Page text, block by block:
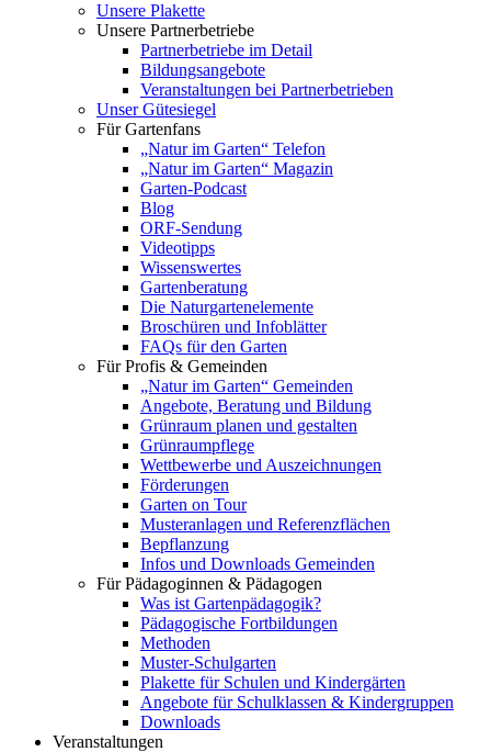
Unsere Plakette
Unsere Partnerbetriebe
Partnerbetriebe im Detail
Bildungsangebote
Veranstaltungen bei Partnerbetrieben
Unser Gütesiegel
Für Gartenfans
„Natur im Garten“ Telefon
„Natur im Garten“ Magazin
Garten-Podcast
Blog
ORF-Sendung
Videotipps
Wissenswertes
Gartenberatung
Die Naturgartenelemente
Broschüren und Infoblätter
FAQs für den Garten
Für Profis & Gemeinden
„Natur im Garten“ Gemeinden
Angebote, Beratung und Bildung
Grünraum planen und gestalten
Grünraumpflege
Wettbewerbe und Auszeichnungen
Förderungen
Garten on Tour
Musteranlagen und Referenzflächen
Bepflanzung
Infos und Downloads Gemeinden
Für Pädagoginnen & Pädagogen
Was ist Gartenpädagogik?
Pädagogische Fortbildungen
Methoden
Muster-Schulgarten
Plakette für Schulen und Kindergärten
Angebote für Schulklassen & Kindergruppen
Downloads
Veranstaltungen